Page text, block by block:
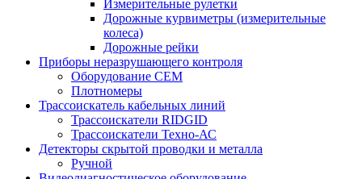
Измерительные рулетки
Дорожные курвиметры (измерительные
колеса)
Дорожные рейки
Приборы неразрушающего контроля
Оборудование CEM
Плотномеры
Трассоискатель кабельных линий
Трассоискатели RIDGID
Трассоискатели Техно-АС
Детекторы скрытой проводки и металла
Ручной